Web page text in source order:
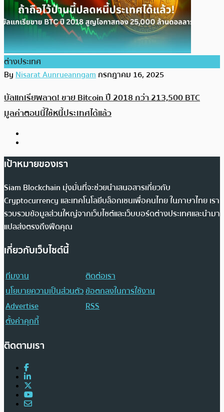
ต่างประเทศ
ByNisarat Aunrueanngamกรกฎาคม 16, 2025
บัลแกเรียพลาด! ขาย Bitcoin ปี 2018 กว่า 213,500 BTC
มูลค่าตอนนี้ใช้หนี้ประเทศได้แล้ว
เป้าหมายของเรา
Siam Blockchain มุ่งมั่นที่จะช่วยนำเสนอสารเกี่ยวกับ
Cryptocurrency และเทคโนโลยีบล็อกเชนเพื่อคนไทย ในภาษาไทย เรา
รวบรวมข้อมูลส่วนใหญ่จากเว็บไซต์และเว็บบอร์ดต่างประเทศและนำมา
แปลส่งตรงถึงฟีดคุณ
เกี่ยวกับเว็บไซต์นี้
ทีมงาน
ติดต่อเรา
นโยบายความเป็นส่วนตัวข้อตกลงในการใช้งาน
Advertise
RSS
ตั้งค่าคุกกี้
ติดตามเรา